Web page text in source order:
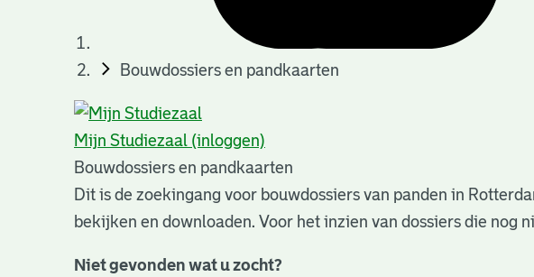
Bouwdossiers en pandkaarten
Mijn Studiezaal (inloggen)
Bouwdossiers en pandkaarten
Dit is de zoekingang voor bouwdossiers van panden in
bekijken en downloaden. Voor het inzien van dossiers die nog
Niet gevonden wat u zocht?